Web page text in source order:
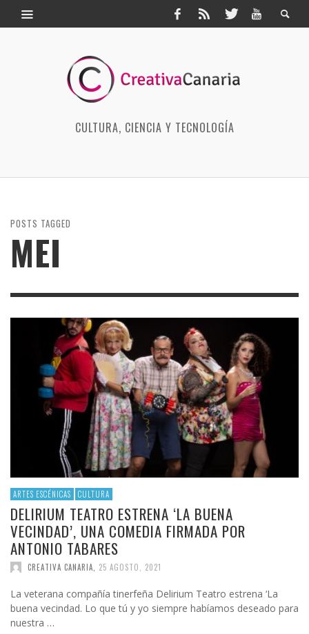
CULTURA, CIENCIA Y TECNOLOGÍA
POSTS TAGGED
MEI
ARTES ESCÉNICAS CULTURA
DELIRIUM TEATRO ESTRENA ‘LA BUENA
VECINDAD’, UNA COMEDIA FIRMADA POR
ANTONIO TABARES
CREATIVA CANARIA 25 AGOSTO, 2021
La veterana compañía tinerfeña Delirium Teatro estrena ‘La
buena vecindad. Lo que tú y yo siempre habíamos deseado para
nuestra …